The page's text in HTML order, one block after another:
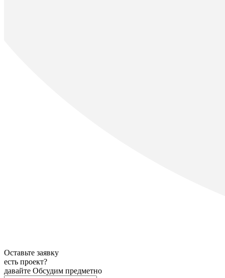
Оставьте заявку
есть проект?
давайте Обсудим предметно